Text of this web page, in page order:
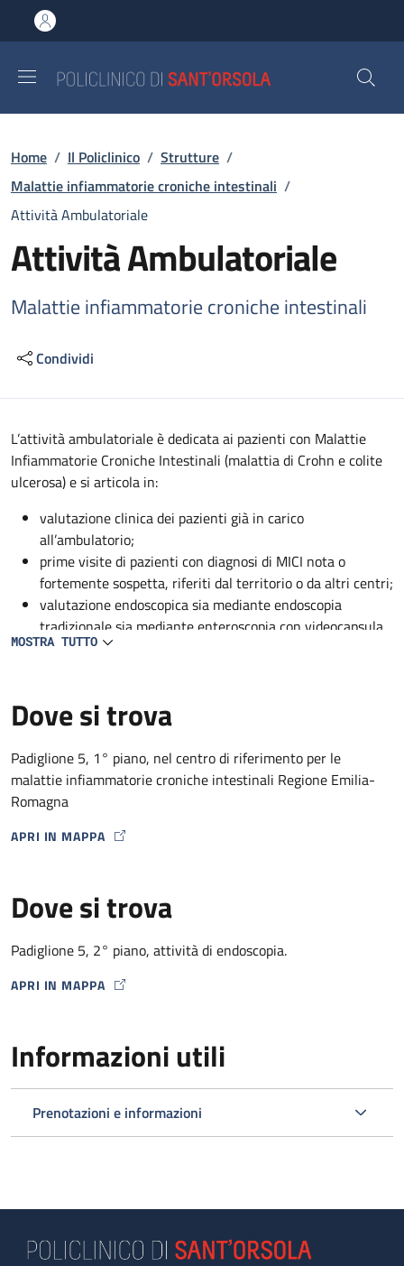
al contenuto principale
to footer content
Briciole di pane
Home / Il Policlinico / Strutture /
Malattie infiammatorie croniche intestinali /
Attività Ambulatoriale
Attività Ambulatoriale
Malattie infiammatorie croniche intestinali
Condividi
Descrizione
L’attività ambulatoriale è dedicata ai pazienti con Malattie
Infiammatorie Croniche Intestinali (malattia di Crohn e colite
ulcerosa) e si articola in:
valutazione clinica dei pazienti già in carico
all’ambulatorio;
prime visite di pazienti con diagnosi di MICI nota o
fortemente sospetta, riferiti dal territorio o da altri centri;
valutazione endoscopica sia mediante endoscopia
tradizionale sia mediante enteroscopia con videocapsula
(prestazioni riservate ai pazienti in carico all’ambulatorio)
indicazione dei medici del centro.
MOSTRA TUTTO
Dove si trova
Padiglione 5, 1° piano, nel centro di riferimento per le
malattie infiammatorie croniche intestinali Regione Emilia-
Romagna
APRI IN MAPPA
MAP ICON
Dove si trova
Padiglione 5, 2° piano, attività di endoscopia.
APRI IN MAPPA
MAP ICON
Informazioni utili
Prenotazioni e informazioni